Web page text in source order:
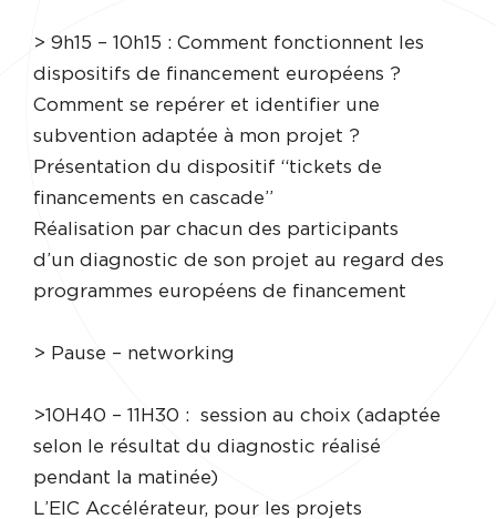
> 9h15 – 10h15 : Comment fonctionnent les
dispositifs de financement européens ?
Comment se repérer et identifier une
subvention adaptée à mon projet ?
Présentation du dispositif “tickets de
financements en cascade”
Réalisation par chacun des participants
d’un diagnostic de son projet au regard des
programmes européens de financement
> Pause – networking
>10H40 – 11H30 : session au choix (adaptée
selon le résultat du diagnostic réalisé
pendant la matinée)
L’EIC Accélérateur, pour les projets